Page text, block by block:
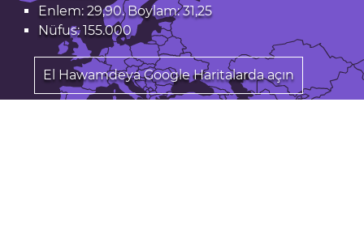
Enlem: 29,90. Boylam: 31,25
Nüfus: 155.000
El Hawamdeya Google Haritalarda açın